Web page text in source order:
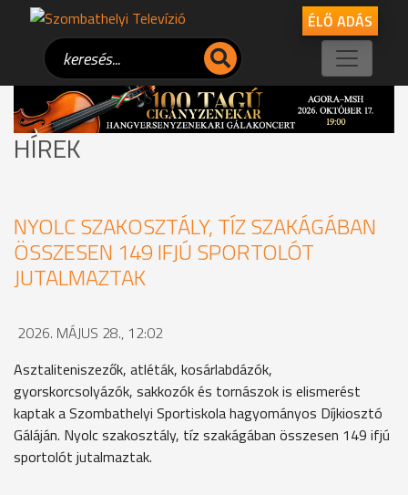
ÉLŐ ADÁS
HÍREK
NYOLC SZAKOSZTÁLY, TÍZ SZAKÁGÁBAN
ÖSSZESEN 149 IFJÚ SPORTOLÓT
JUTALMAZTAK
2026. MÁJUS 28., 12:02
Asztaliteniszezők, atléták, kosárlabdázók,
gyorskorcsolyázók, sakkozók és tornászok is elismerést
kaptak a Szombathelyi Sportiskola hagyományos Díjkiosztó
Gáláján. Nyolc szakosztály, tíz szakágában összesen 149 ifjú
sportolót jutalmaztak.